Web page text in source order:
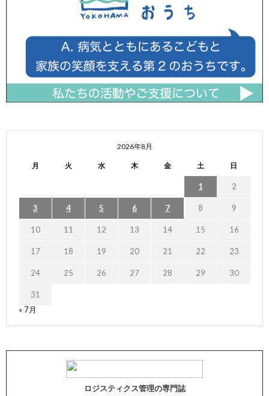
2026年8月
月 火 水 木 金 土 日
1 2
3 4 5 6 7 8 9
10 11 12 13 14 15 16
17 18 19 20 21 22 23
24 25 26 27 28 29 30
31
« 7月
ロジスティクス管理の専門誌